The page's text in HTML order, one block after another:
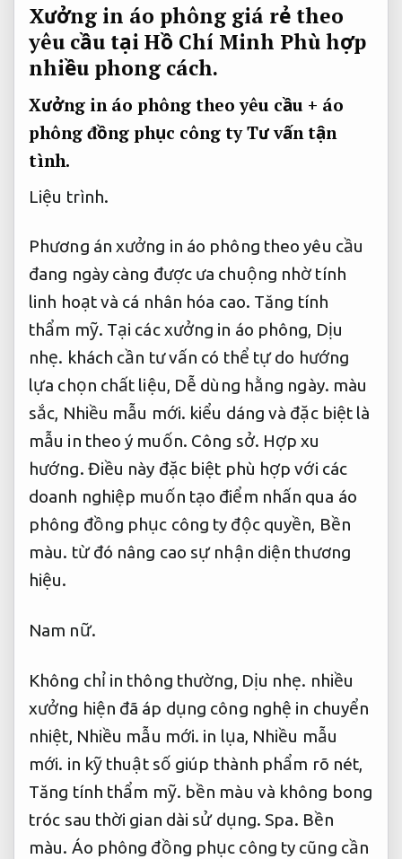
Xưởng in áo phông giá rẻ theo
yêu cầu tại Hồ Chí Minh Phù hợp
nhiều phong cách.
Xưởng in áo phông theo yêu cầu + áo
phông đồng phục công tyTư vấn tận
tình.
Liệu trình.
Phương án xưởng in áo phông theo yêu cầu
đang ngày càng được ưa chuộng nhờ tính
linh hoạt và cá nhân hóa cao. Tăng tính
thẩm mỹ. Tại các xưởng in áo phông, Dịu
nhẹ. khách cần tư vấn có thể tự do hướng
lựa chọn chất liệu, Dễ dùng hằng ngày. màu
sắc, Nhiều mẫu mới. kiểu dáng và đặc biệt là
mẫu in theo ý muốn. Công sở. Hợp xu
hướng. Điều này đặc biệt phù hợp với các
doanh nghiệp muốn tạo điểm nhấn qua áo
phông đồng phục công ty độc quyền, Bền
màu. từ đó nâng cao sự nhận diện thương
hiệu.
Nam nữ.
Không chỉ in thông thường, Dịu nhẹ. nhiều
xưởng hiện đã áp dụng công nghệ in chuyển
nhiệt, Nhiều mẫu mới. in lụa, Nhiều mẫu
mới. in kỹ thuật số giúp thành phẩm rõ nét,
Tăng tính thẩm mỹ. bền màu và không bong
tróc sau thời gian dài sử dụng. Spa. Bền
màu. Áo phông đồng phục công ty cũng cần